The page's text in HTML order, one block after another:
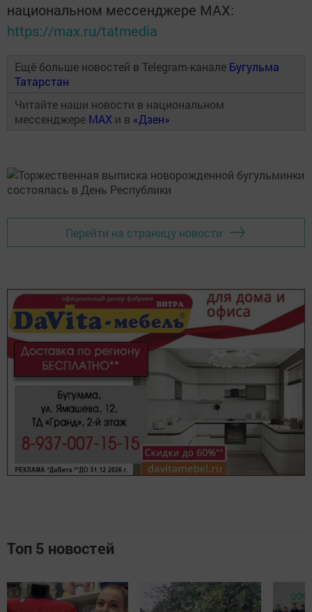
национальном мессенджере MАХ:
https://max.ru/tatmedia
Ещё больше новостей в Telegram-канале Бугульма
Татарстан
Читайте наши новости в национальном
мессенджере MAX и в «Дзен»
Перейти на страницу новости
Топ 5 новостей